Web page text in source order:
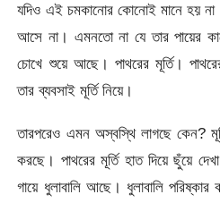
যদিও এই চমকানোর কোনোই মানে হয়
আসে না। এমনতো না যে তার পায়ের
চোখে শুয়ে আছে। পাথরের মূর্তি।
তার ব্যবসাই মূর্তি নিয়ে।
তারপরেও এমন অস্বস্থি লাগছে কেন?
করছে। পাথরের মূর্তি হাত দিয়ে ছুঁয়ে
গায়ে ধুলাবালি আছে। ধুলাবালি পরিষ্কার